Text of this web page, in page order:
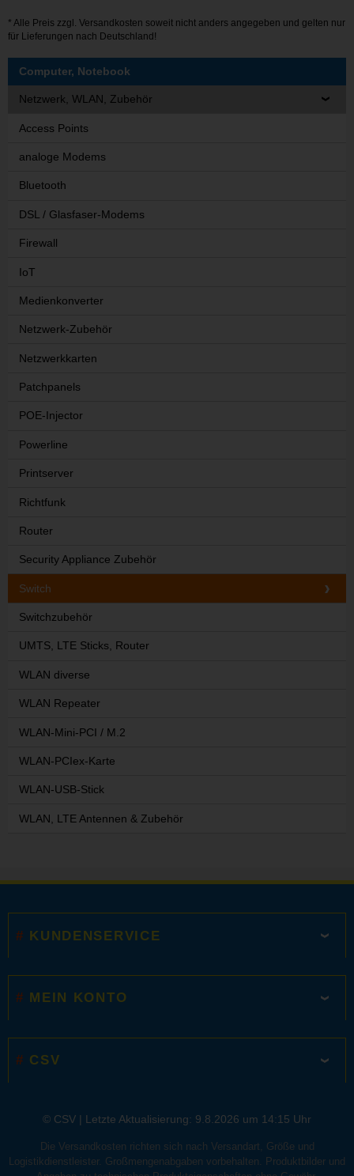
* Alle Preis zzgl. Versandkosten soweit nicht anders angegeben und gelten nur
für Lieferungen nach Deutschland!
Computer, Notebook
Netzwerk, WLAN, Zubehör
Access Points
analoge Modems
Bluetooth
DSL / Glasfaser-Modems
Firewall
IoT
Medienkonverter
Netzwerk-Zubehör
Netzwerkkarten
Patchpanels
POE-Injector
Powerline
Printserver
Richtfunk
Router
Security Appliance Zubehör
Switch
Switchzubehör
UMTS, LTE Sticks, Router
WLAN diverse
WLAN Repeater
WLAN-Mini-PCI / M.2
WLAN-PCIex-Karte
WLAN-USB-Stick
WLAN, LTE Antennen & Zubehör
KUNDENSERVICE
MEIN KONTO
CSV
© CSV | Letzte Aktualisierung: 9.8.2026 um 14:15 Uhr
Die Versandkosten richten sich nach Versandart, Größe und
Logistikdienstleister. Großmengenabgaben vorbehalten. Produktbilder und